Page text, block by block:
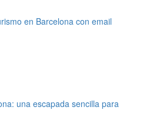
en Barcelona con email
una escapada sencilla para